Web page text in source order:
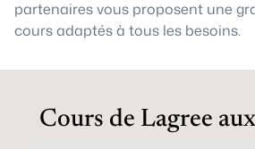
partenaires vous proposent une
cours adaptés à tous les besoins.
Cours de Lagree